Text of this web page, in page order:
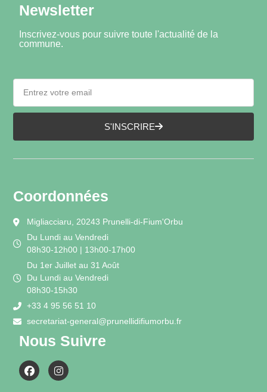
Newsletter
Inscrivez-vous pour suivre toute l'actualité de la
commune.
S'INSCRIRE
Coordonnées
Migliacciaru, 20243 Prunelli-di-Fium'Orbu
Du Lundi au Vendredi
08h30-12h00 | 13h00-17h00
Du 1er Juillet au 31 Août
Du Lundi au Vendredi
08h30-15h30
+33 4 95 56 51 10
secretariat-general@prunellidifiumorbu.fr
Nous Suivre